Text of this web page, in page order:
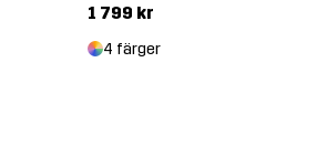
1 799 kr
4 färger